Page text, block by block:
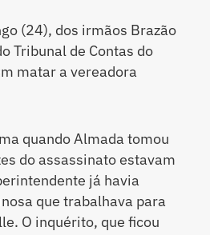
(24), dos irmãos Brazão
Tribunal de Contas do
matar a vereadora
quando Almada tomou
do assassinato estavam
já havia
que trabalhava para
O inquérito, que ficou